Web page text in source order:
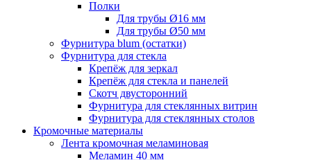
Полки
Для трубы Ø16 мм
Для трубы Ø50 мм
Фурнитура blum (остатки)
Фурнитура для стекла
Крепёж для зеркал
Крепёж для стекла и панелей
Скотч двусторонний
Фурнитура для стеклянных витрин
Фурнитура для стеклянных столов
Кромочные материалы
Лента кромочная меламиновая
Меламин 40 мм